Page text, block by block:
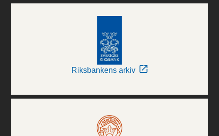
Riksbankens arkiv